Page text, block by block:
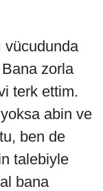
vücudunda
zorla
terk ettim.
abin ve
ben de
talebiyle
bana